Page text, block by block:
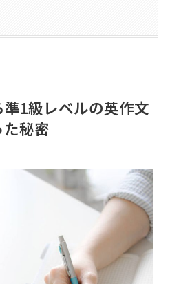
1級レベルの英作文
秘密